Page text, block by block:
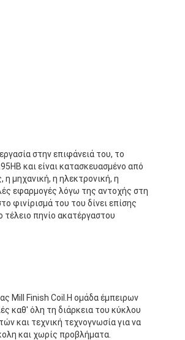
στην επιφάνειά του, το
και είναι κατασκευασμένο από
η μηχανική, η ηλεκτρονική, η
εφαρμογές λόγω της αντοχής στη
φινίρισμά του του δίνει επίσης
τέλειο πηνίο ακατέργαστου
Mill Finish Coil.Η ομάδα έμπειρων
καθ' όλη τη διάρκεια του κύκλου
και τεχνική τεχνογνωσία για να
και χωρίς προβλήματα.